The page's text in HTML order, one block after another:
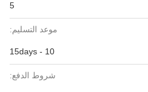
5
موعد التسليم:
10 - 15days
شروط الدفع: